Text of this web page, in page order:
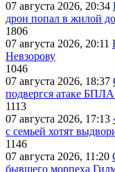
07 августа 2026, 20:34
дрон попал в жилой
1806
07 августа 2026, 20:11
Невзорову
1046
07 августа 2026, 18:37
подвергся атаке
1113
07 августа 2026, 17:13
с семьей хотят
1146
07 августа 2026, 11:20
бывшего морпеха